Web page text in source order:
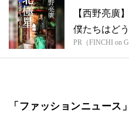
【西野亮廣
僕たちはどう
PR（FINCHI on
「ファッションニュース